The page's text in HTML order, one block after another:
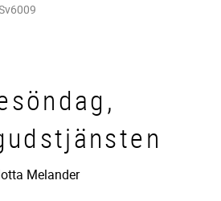
Melander